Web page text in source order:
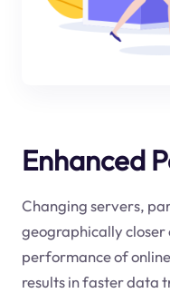
Enhanced
Changing servers,
geographically closer
performance of
results in faster data